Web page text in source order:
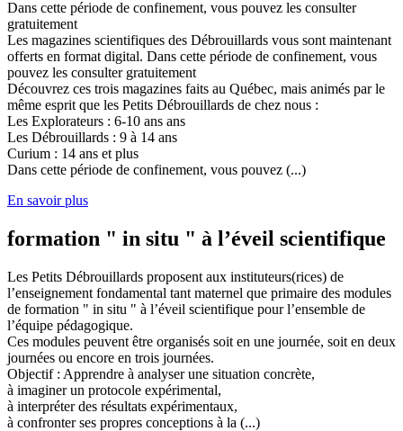
Dans cette période de confinement, vous pouvez les consulter
gratuitement
Les magazines scientifiques des Débrouillards vous sont maintenant
offerts en format digital. Dans cette période de confinement, vous
pouvez les consulter gratuitement
Découvrez ces trois magazines faits au Québec, mais animés par le
même esprit que les Petits Débrouillards de chez nous :
Les Explorateurs : 6-10 ans ans
Les Débrouillards : 9 à 14 ans
Curium : 14 ans et plus
Dans cette période de confinement, vous pouvez (...)
En savoir plus
formation " in situ " à l’éveil scientifique
Les Petits Débrouillards proposent aux instituteurs(rices) de
l’enseignement fondamental tant maternel que primaire des modules
de formation " in situ " à l’éveil scientifique pour l’ensemble de
l’équipe pédagogique.
Ces modules peuvent être organisés soit en une journée, soit en deux
journées ou encore en trois journées.
Objectif : Apprendre à analyser une situation concrète,
à imaginer un protocole expérimental,
à interpréter des résultats expérimentaux,
à confronter ses propres conceptions à la (...)